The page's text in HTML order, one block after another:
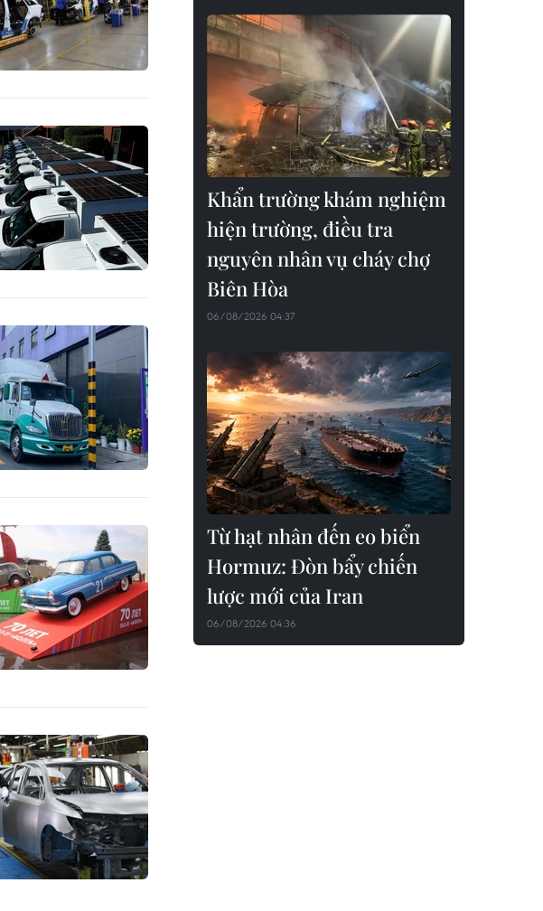
Khẩn trường khám nghiệm
hiện trường, điều tra
nguyên nhân vụ cháy chợ
Biên Hòa
06/08/2026 04:37
Từ hạt nhân đến eo biển
Hormuz: Đòn bẩy chiến
lược mới của Iran
06/08/2026 04:36